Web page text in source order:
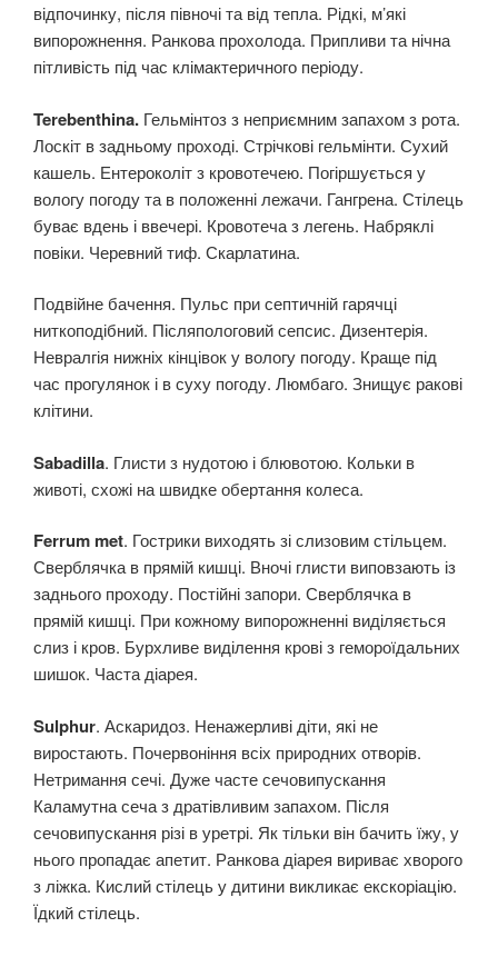
відпочинку, після півночі та від тепла. Рідкі, м’які
випорожнення. Ранкова прохолода. Припливи та нічна
пітливість під час клімактеричного періоду.
Terebenthina. Гельмінтоз з неприємним запахом з рота.
Лоскіт в задньому проході. Стрічкові гельмінти. Сухий
кашель. Ентероколіт з кровотечею. Погіршується у
вологу погоду та в положенні лежачи. Гангрена. Стілець
буває вдень і ввечері. Кровотеча з легень. Набряклі
повіки. Черевний тиф. Скарлатина.
Подвійне бачення. Пульс при септичній гарячці
ниткоподібний. Післяпологовий сепсис. Дизентерія.
Невралгія нижніх кінцівок у вологу погоду. Краще під
час прогулянок і в суху погоду. Люмбаго. Знищує ракові
клітини.
Sabadilla. Глисти з нудотою і блювотою. Кольки в
животі, схожі на швидке обертання колеса.
Ferrum met. Гострики виходять зі слизовим стільцем.
Сверблячка в прямій кишці. Вночі глисти виповзають із
заднього проходу. Постійні запори. Сверблячка в
прямій кишці. При кожному випорожненні виділяється
слиз і кров. Бурхливе виділення крові з гемороїдальних
шишок. Часта діарея.
Sulphur. Аскаридоз. Ненажерливі діти, які не
виростають. Почервоніння всіх природних отворів.
Нетримання сечі. Дуже часте сечовипускання
Каламутна сеча з дратівливим запахом. Після
сечовипускання різі в уретрі. Як тільки він бачить їжу, у
нього пропадає апетит. Ранкова діарея вириває хворого
з ліжка. Кислий стілець у дитини викликає екскоріацію.
Їдкий стілець.